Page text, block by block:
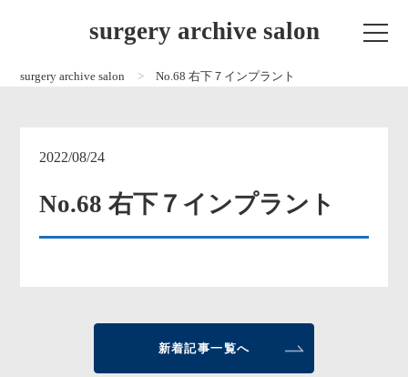
surgery archive salon
surgery archive salon No.68 右下７インプラント
2022/08/24
No.68 右下７インプラント
新着記事一覧へ